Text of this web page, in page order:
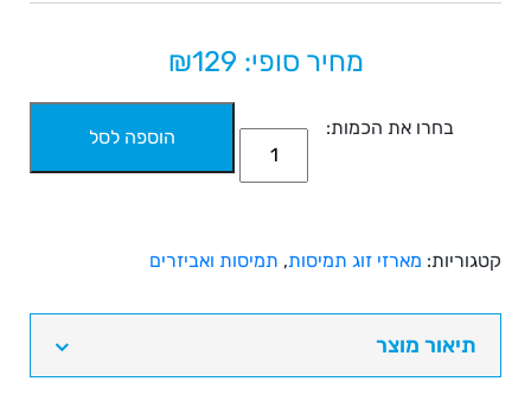
מחיר סופי: ₪ 129
בחרו את הכמות:
כמות
לעדשות
קשות
הוספה לסל
קטגוריות: מארזי זוג תמיסות, תמיסות ואביזרים
תיאור מוצר